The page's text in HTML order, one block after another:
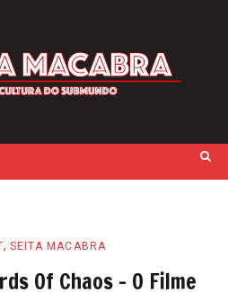
, SEITA MACABRA
Of Chaos – O Filme